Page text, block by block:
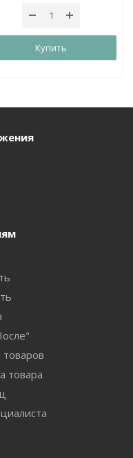
Купить
товара